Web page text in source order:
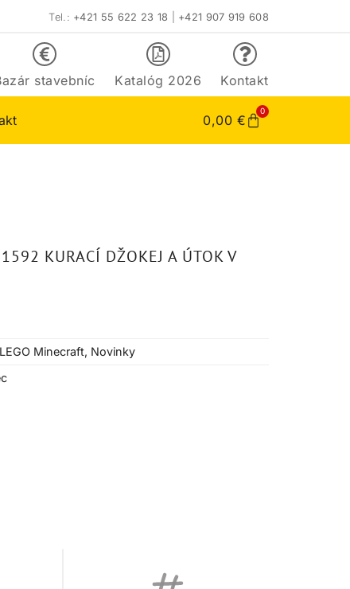
Tel.: +421 55 622 23 18 +421 907 919 608
stavebníc Katalóg 2026 Kontakt
0,00 €
0
KURACÍ DŽOKEJ A ÚTOK V
LEGO Minecraft, Novinky